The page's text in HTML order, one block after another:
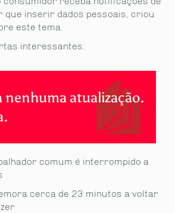
que inserir dados pessoais, criou
este tema.
interessantes:
nenhuma atualização.
comum é interrompido a
cerca de 23 minutos a voltar